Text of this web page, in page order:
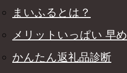
まいふるとは？
メリットいっぱい 早
かんたん返礼品診断